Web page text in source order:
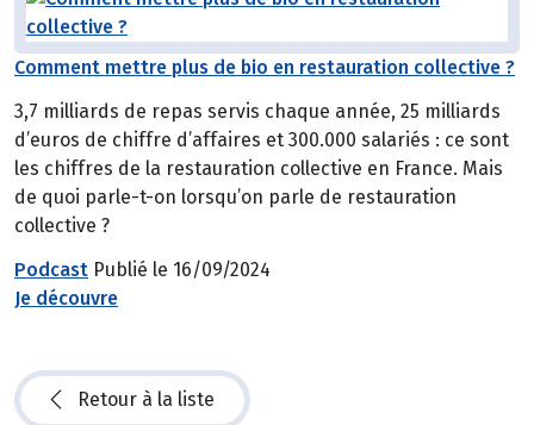
Comment mettre plus de bio en restauration collective ?
3,7 milliards de repas servis chaque année, 25 milliards
d’euros de chiffre d’affaires et 300.000 salariés : ce sont
les chiffres de la restauration collective en France. Mais
de quoi parle-t-on lorsqu’on parle de restauration
collective ?
Podcast Publié le 16/09/2024
Je découvre
Retour à la liste